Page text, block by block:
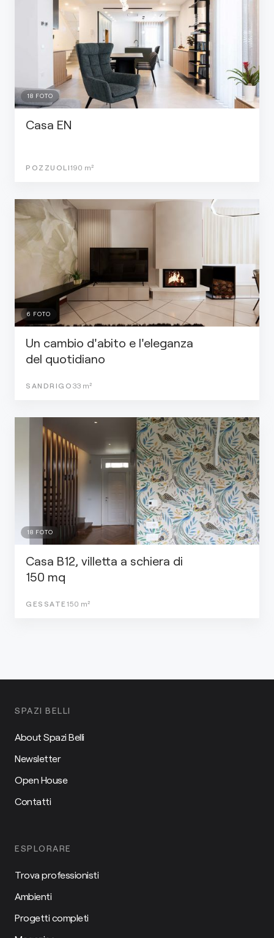
18 FOTO
Casa EN
POZZUOLI190 m²
6 FOTO
Un cambio d'abito e l'eleganza
del quotidiano
SANDRIGO 33 m²
18 FOTO
Casa B12, villetta a schiera di
150 mq
GESSATE 150 m²
SPAZI BELLI
About Spazi Belli
Newsletter
Open House
Contatti
ESPLORARE
Trova professionisti
Ambienti
Progetti completi